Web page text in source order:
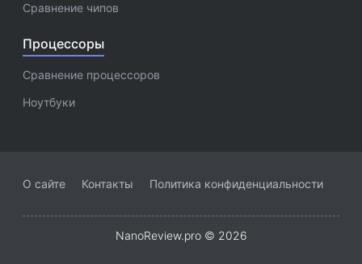
Сравнение чипов
Процессоры
Сравнение процессоров
Ноутбуки
О сайте Контакты Политика конфиденциальности
NanoReview.pro © 2026